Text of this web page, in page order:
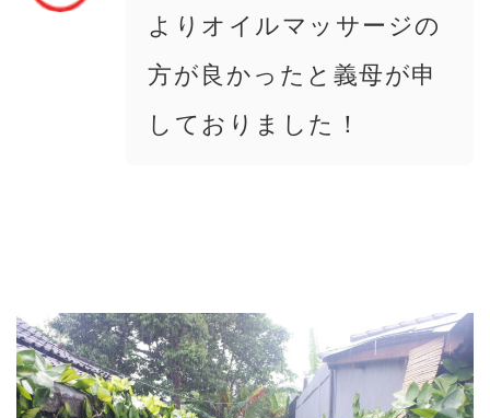
よりオイルマッサージの
方が良かったと義母が申
しておりました！